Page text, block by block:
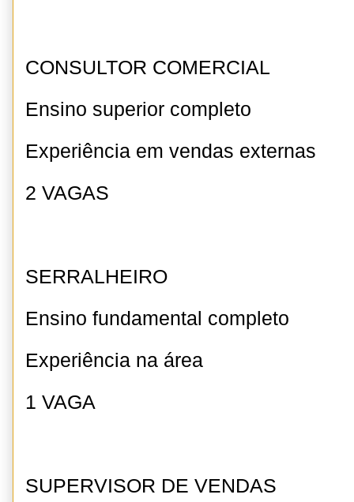
CONSULTOR COMERCIAL
Ensino superior completo
Experiência em vendas externas
2 VAGAS
SERRALHEIRO
Ensino fundamental completo
Experiência na área
1 VAGA
SUPERVISOR DE VENDAS